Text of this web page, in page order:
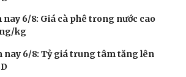
nay 6/8: Giá cà phê trong nước cao
kg
nay 6/8: Tỷ giá trung tâm tăng lên